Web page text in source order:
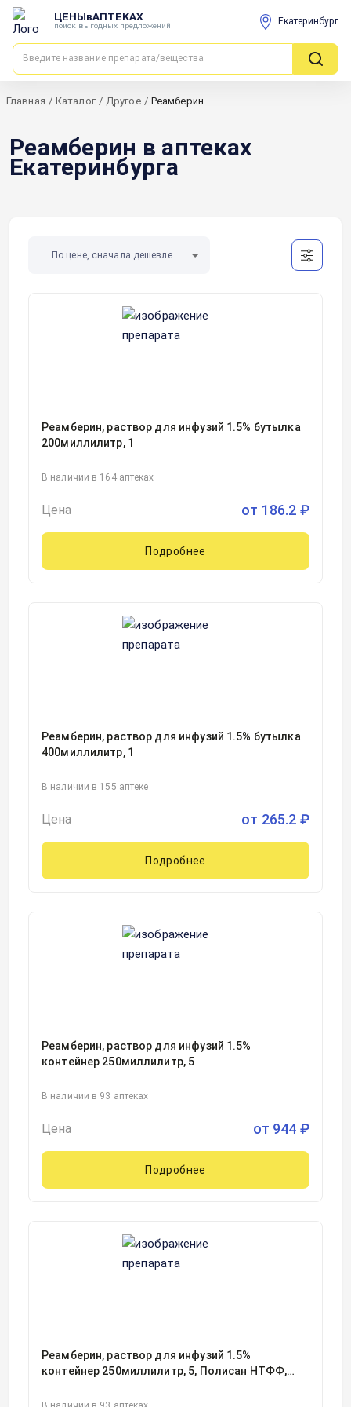
ЦЕНЫвАПТЕКАХ
поиск выгодных предложений Екатеринбург
Главная / Каталог / Другое / Реамберин
Реамберин в аптеках
Екатеринбурга
По цене, сначала дешевле
Реамберин, раствор для инфузий 1.5% бутылка
200миллилитр, 1
В наличии в 164 аптеках
Цена от 186.2 ₽
Подробнее
Реамберин, раствор для инфузий 1.5% бутылка
400миллилитр, 1
В наличии в 155 аптеке
Цена от 265.2 ₽
Подробнее
Реамберин, раствор для инфузий 1.5%
контейнер 250миллилитр, 5
В наличии в 93 аптеках
Цена от 944 ₽
Подробнее
Реамберин, раствор для инфузий 1.5%
контейнер 250миллилитр, 5, Полисан НТФФ,